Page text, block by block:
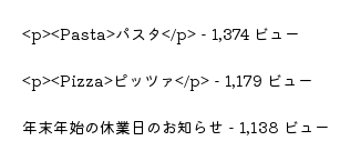
<p><Pasta>パスタ</p> - 1,374 ビュー
<p><Pizza>ピッツァ</p> - 1,179 ビュー
年末年始の休業日のお知らせ - 1,138 ビュー